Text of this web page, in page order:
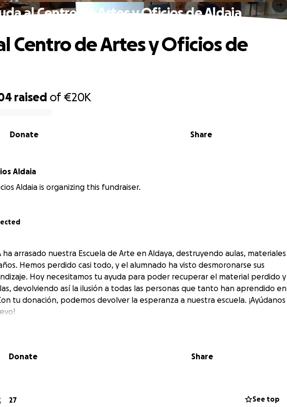
al Centro de Artes y Oficios de Aldaia
raised of€20K
Share
Donate
Centro de Artes y Oficios de
Artes y oficios Aldaia
Aldaia is organizing this fundraiser.
ha arrasado nuestra Escuela de Arte en Aldaya, destruyendo aulas, materiales
Hemos perdido casi todo, y el alumnado ha visto desmoronarse sus
Hoy necesitamos tu ayuda para poder recuperar el material perdido y
devolviendo así la ilusión a todas las personas que tanto han aprendido en
tu donación, podemos devolver la esperanza a nuestra escuela. ¡Ayúdanos
Donate Share
27 See top